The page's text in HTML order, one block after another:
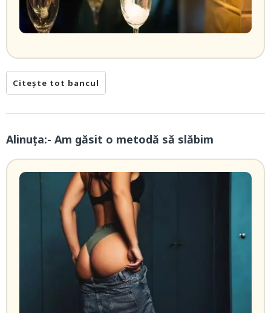
Citește tot bancul
Alinuța:- Am găsit o metodă să slăbim